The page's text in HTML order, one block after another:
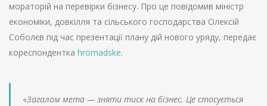
мораторій на перевірки бізнесу. Про це повідомив міністр
економіки, довкілля та сільського господарства Олексій
Соболєв під час презентації плану дій нового уряду, передає
кореспондентка hromadske.
«Загалом мета — зняти тиск на бізнес. Це стосується